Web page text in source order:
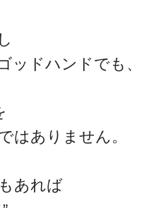
ッドハンドでも、
はありません。
あれば